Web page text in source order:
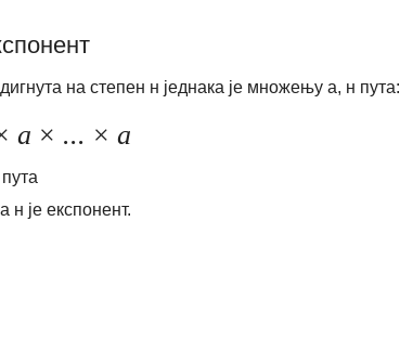
на степен н једнака је множењу а, н пута:
а × ... × а
н је експонент.